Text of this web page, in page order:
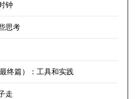
钟
思考
终篇）：工具和实践
走